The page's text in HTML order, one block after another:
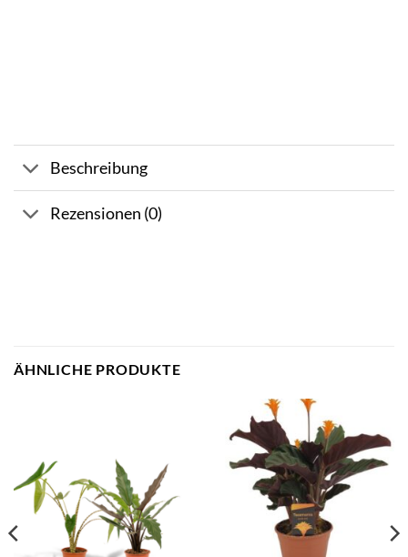
Beschreibung
Rezensionen (0)
ÄHNLICHE PRODUKTE